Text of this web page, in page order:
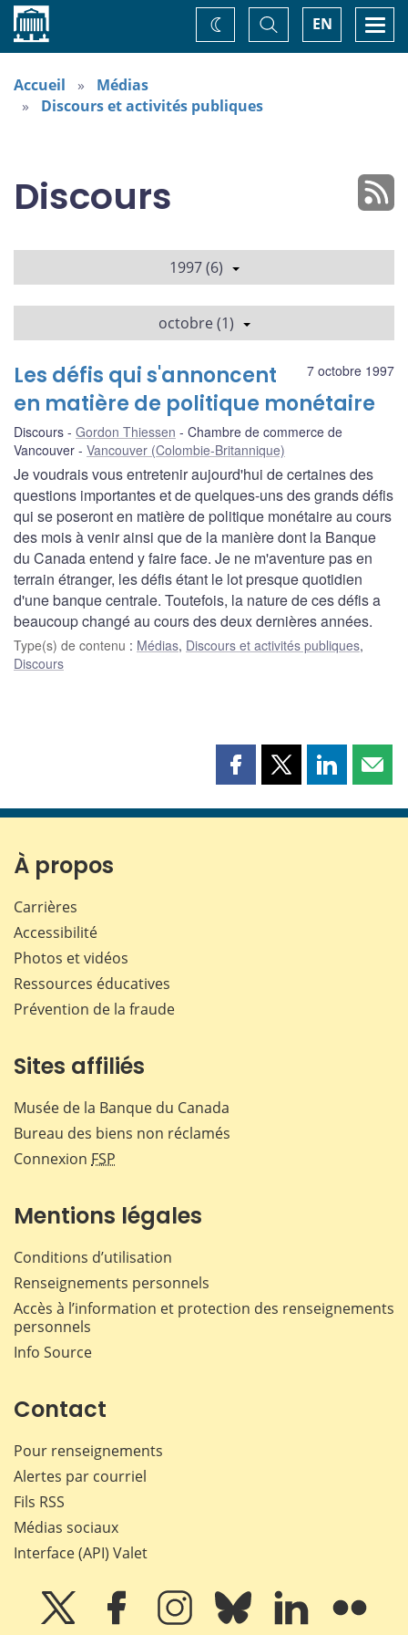
Accueil EN
Basculer
la
recherche
Changez
de
Accueil
Médias
Discours et activités publiques
Discours
1997 (6)
octobre (1)
7 octobre 1997
Les défis qui s'annoncent
en matière de politique monétaire
Discours Gordon Thiessen
Chambre de commerce de
Vancouver
Vancouver (Colombie-Britannique)
Je voudrais vous entretenir aujourd'hui de certaines des
questions importantes et de quelques-uns des grands défis
qui se poseront en matière de politique monétaire au cours
des mois à venir ainsi que de la manière dont la Banque
du Canada entend y faire face. Je ne m'aventure pas en
terrain étranger, les défis étant le lot presque quotidien
d'une banque centrale. Toutefois, la nature de ces défis a
beaucoup changé au cours des deux dernières années.
Type(s) de contenu : Médias, Discours et activités publiques,
Discours
Partager
page
Partager
page
Partager
page page
À propos
Carrières
Accessibilité
Photos et vidéos
Ressources éducatives
Prévention de la fraude
Sites affiliés
Musée de la Banque du Canada
Bureau des biens non réclamés
Connexion FSP
Mentions légales
Conditions d’utilisation
Renseignements personnels
Accès à l’information et protection des renseignements
personnels
Info Source
Contact
Pour renseignements
Alertes par courriel
Fils RSS
Médias sociaux
Interface (API) Valet